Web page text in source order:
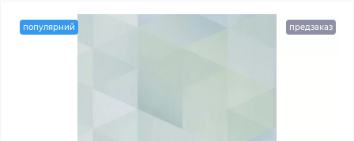
популярний предзаказ